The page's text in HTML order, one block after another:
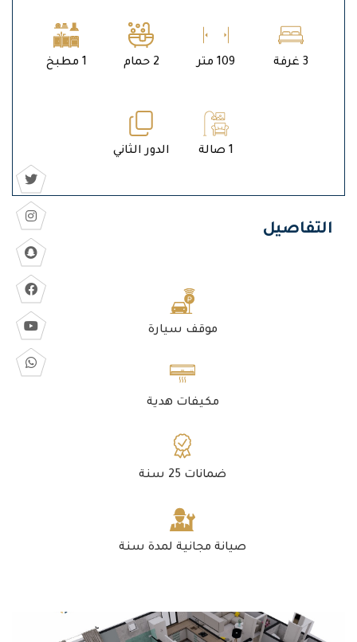
3 غرفة 109 متر 2 حمام 1 مطبخ
1 صالة الدور الثاني
التفاصيل
موقف سيارة
مكيفات هدية
ضمانات 25 سنة
صيانة مجانية لمدة سنة